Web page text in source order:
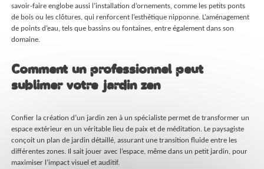
savoir-faire englobe aussi l’installation d’ornements, comme les petits ponts
de bois ou les clôtures, qui renforcent l’esthétique nipponne. L’aménagement
de points d’eau, tels que bassins ou fontaines, entre également dans son
domaine.
Comment un professionnel peut
sublimer votre jardin zen
Confier la création d’un jardin zen à un spécialiste permet de transformer un
espace extérieur en un véritable lieu de paix et de méditation. Le paysagiste
conçoit un plan de jardin détaillé, assurant une transition fluide entre les
différentes zones. Il sait jouer avec l’espace, même dans un petit jardin, pour
maximiser l’impact visuel et auditif.